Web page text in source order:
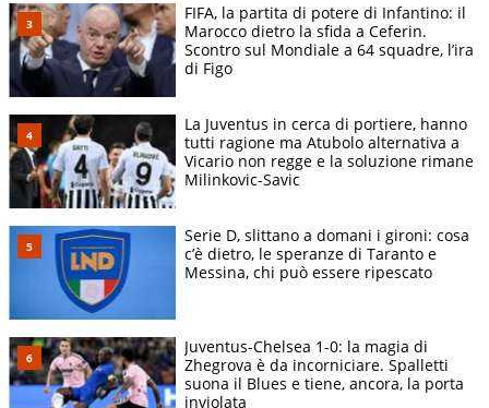
FIFA, la partita di potere di Infantino: il
Marocco dietro la sfida a Ceferin.
Scontro sul Mondiale a 64 squadre, l’ira
di Figo
La Juventus in cerca di portiere, hanno
tutti ragione ma Atubolo alternativa a
Vicario non regge e la soluzione rimane
Milinkovic-Savic
Serie D, slittano a domani i gironi: cosa
c’è dietro, le speranze di Taranto e
Messina, chi può essere ripescato
Juventus-Chelsea 1-0: la magia di
Zhegrova è da incorniciare. Spalletti
suona il Blues e tiene, ancora, la porta
inviolata